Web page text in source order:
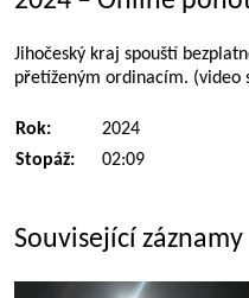
Jihočeský kraj spouští
přetíženým ordinacím. (video
Rok:
2024
Stopáž:
02:09
Související záznamy